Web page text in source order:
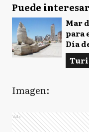
Puede
Mar
para
Día
Imagen:
Ads